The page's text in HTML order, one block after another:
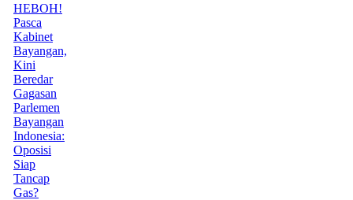
HEBOH!
Pasca
Kabinet
Bayangan,
Kini
Beredar
Gagasan
Parlemen
Bayangan
Indonesia:
Oposisi
Siap
Tancap
Gas?